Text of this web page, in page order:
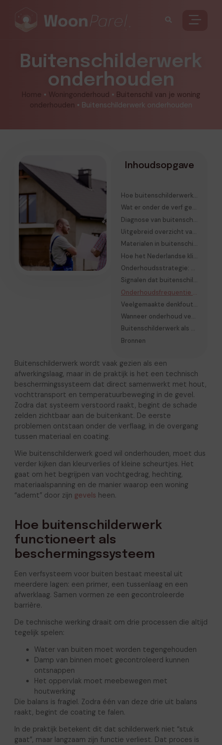
Buitenschilderwerk
onderhouden
Home • Woningonderhoud • Buitenschil van je woning
onderhouden • Buitenschilderwerk onderhouden
Inhoudsopgave
Hoe buitenschilderwerk functioneert als beschermingssysteem
Wat er onder de verf gebeurt voordat schade zichtbaar wordt
Diagnose van buitenschilderwerk: verder kijken dan het oppervlak
Uitgebreid overzicht van faalmechanismen
Materialen in buitenschilderwerk en hun gedrag
Hoe het Nederlandse klimaat buitenschilderwerk belast
Onderhoudsstrategie: werken volgens oorzaak, niet symptoom
Signalen dat buitenschilderwerk zijn grens nadert
Onderhoudsfrequentie als technische cyclus
Veelgemaakte denkfouten bij onderhoud
Wanneer onderhoud veranderen in herstel
Buitenschilderwerk als onderdeel van woninggedrag
Bronnen
Buitenschilderwerk wordt vaak gezien als een
afwerkingslaag, maar in de praktijk is het een technisch
beschermingssysteem dat direct samenwerkt met hout,
vochttransport en temperatuurbeweging in de gevel.
Zodra dat systeem verstoord raakt, begint de schade
zelden zichtbaar aan de buitenkant. De eerste
problemen ontstaan onder de verflaag, in de overgang
tussen materiaal en coating.
Wie buitenschilderwerk goed wil onderhouden, moet dus
verder kijken dan kleurverlies of kleine scheurtjes. Het
gaat om het begrijpen van vochtgedrag, hechting,
materiaalspanning en de manier waarop een woning
“ademt” door zijn gevels heen.
Hoe buitenschilderwerk
functioneert als
beschermingssysteem
Een verfsysteem voor buiten bestaat meestal uit
meerdere lagen: een primer, een tussenlaag en een
afwerklaag. Samen vormen ze een gecontroleerde
barrière.
De technische werking draait om drie processen die altijd
tegelijk spelen:
Water van buiten moet worden tegengehouden
Damp van binnen moet gecontroleerd kunnen
ontsnappen
Het oppervlak moet meebewegen met
houtwerking
Die balans is fragiel. Zodra één van deze drie uit balans
raakt, begint de coating te falen.
In de praktijk betekent dit dat schilderwerk niet “stuk
gaat”, maar langzaam zijn functie verliest. Dat proces is